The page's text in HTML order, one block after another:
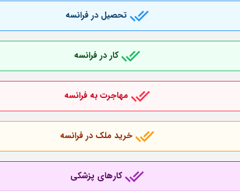
تحصیل در فرانسه
کار در فرانسه
مهاجرت به فرانسه
خرید ملک در فرانسه
کارهای پزشکی